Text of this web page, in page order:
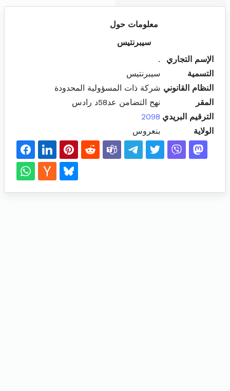
معلومات حول
سيبرنتيس
الإسم التجاري
.
التسمية
سيبرنتيس
النظام القانوني شركة ذات المسؤولية المحدودة
المقر
نهح التضامن عد58د رادس
الترقيم البريدي 2098
الولاية
بنعروس